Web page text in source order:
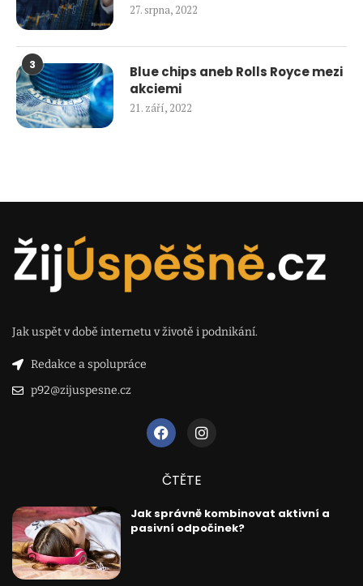
27. srpna, 2022
3
Blue chips aneb Rolls Royce mezi
akciemi
21. září, 2022
Jak uspět v době internetu v životě i podnikání.
Redakce a spolupráce
p92@zijuspesne.cz
ČTĚTE
Jak správně kombinovat aktivní a
pasivní odpočinek?